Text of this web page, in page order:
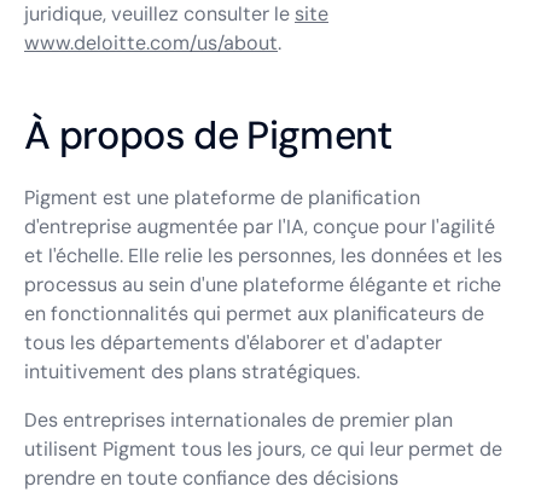
juridique, veuillez consulter le site
www.deloitte.com/us/about.
À propos de Pigment
Pigment est une plateforme de planification
d'entreprise augmentée par l'IA, conçue pour l'agilité
et l'échelle. Elle relie les personnes, les données et les
processus au sein d'une plateforme élégante et riche
en fonctionnalités qui permet aux planificateurs de
tous les départements d'élaborer et d'adapter
intuitivement des plans stratégiques.
Des entreprises internationales de premier plan
utilisent Pigment tous les jours, ce qui leur permet de
prendre en toute confiance des décisions